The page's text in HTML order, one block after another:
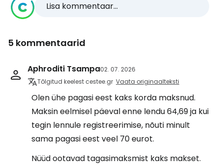
Lisa kommentaar...
5 kommentaarid
Aphroditi Tsampa02. 07. 2026
Tõlgitud keelest cestee.gr Vaata originaalteksti
Olen ühe pagasi eest kaks korda maksnud.
Maksin eelmisel päeval enne lendu 64,69 ja kui
tegin lennule registreerimise, nõuti minult
sama pagasi eest veel 70 eurot.
Nüüd ootavad tagasimaksmist kaks makset.